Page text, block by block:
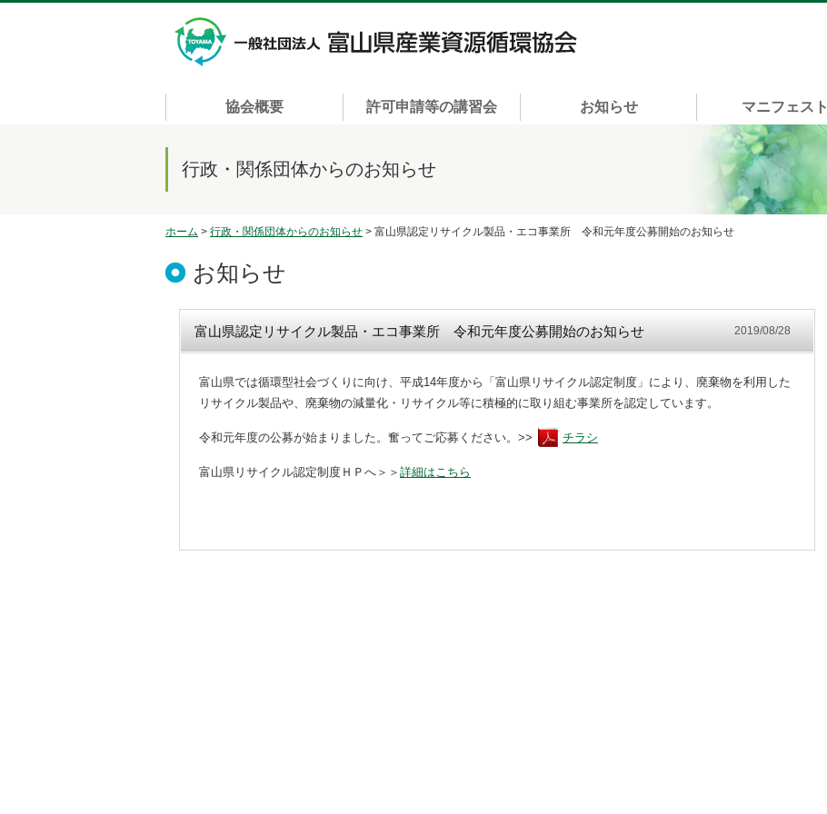
協会概要 許可申請等の講習会 お知らせ マニフェスト
行政・関係団体からのお知らせ
ホーム > 行政・関係団体からのお知らせ > 富山県認定リサイクル製品・エコ事業所 令和元年度公募開始のお知らせ
お知らせ
富山県認定リサイクル製品・エコ事業所 令和元年度公募開始のお知らせ 2019/08/28
富山県では循環型社会づくりに向け、平成14年度から「富山県リサイクル認定制度」により、廃棄物を利用した
リサイクル製品や、廃棄物の減量化・リサイクル等に積極的に取り組む事業所を認定しています。
令和元年度の公募が始まりました。奮ってご応募ください。>> チラシ
富山県リサイクル認定制度ＨＰへ＞＞ 詳細はこちら